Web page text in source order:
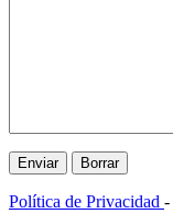
Política de Privacidad -